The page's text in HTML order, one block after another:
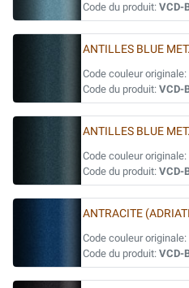
Code du produit: VCD-
ANTILLES BLUE MET.
Code couleur originale:
Code du produit: VCD-
ANTILLES BLUE MET.
Code couleur originale:
Code du produit: VCD-
ANTRACITE
Code couleur originale:
Code du produit: VCD-